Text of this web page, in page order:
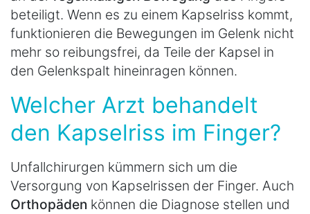
beteiligt. Wenn es zu einem Kapselriss kommt,
funktionieren die Bewegungen im Gelenk nicht
mehr so reibungsfrei, da Teile der Kapsel in
den Gelenkspalt hineinragen können.
Welcher Arzt behandelt
den Kapselriss im Finger?
Unfallchirurgen kümmern sich um die
Versorgung von Kapselrissen der Finger. Auch
Orthopäden können die Diagnose stellen und